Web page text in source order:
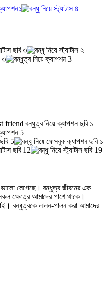
লেগেছে। বন্ধুত্ব জীবনের এক
ক্ষেত্রে আমাদের পাশে থাকে।
বন্ধুত্বকে লালন-পালন করা আমাদের